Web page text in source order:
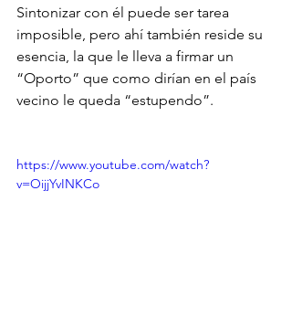
Sintonizar con él puede ser tarea
imposible, pero ahí también reside su
esencia, la que le lleva a firmar un
“Oporto” que como dirían en el país
vecino le queda “estupendo”.
https://www.youtube.com/watch?
v=OijjYvINKCo